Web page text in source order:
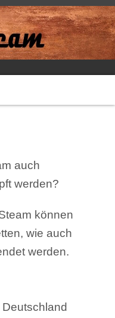
auch
werden?
können
wie auch
werden.